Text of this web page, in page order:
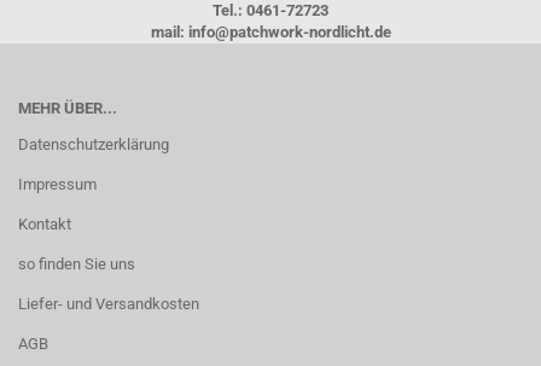
Tel.: 0461-72723
mail: info@patchwork-nordlicht.de
MEHR ÜBER...
Datenschutzerklärung
Impressum
Kontakt
so finden Sie uns
Liefer- und Versandkosten
AGB